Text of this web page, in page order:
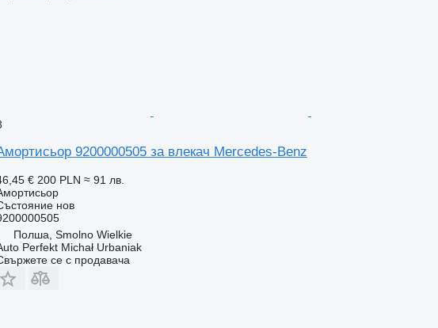
9200000505 за влекач Mercedes-Benz
€ 200 PLN ≈ 91 лв.
нов
Полша, Smolno Wielkie
Perfekt Michał Urbaniak
се с продавача